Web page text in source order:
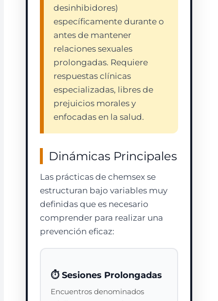
desinhibidores)
específicamente durante o
antes de mantener
relaciones sexuales
prolongadas. Requiere
respuestas clínicas
especializadas, libres de
prejuicios morales y
enfocadas en la salud.
Dinámicas Principales
Las prácticas de chemsex se
estructuran bajo variables muy
definidas que es necesario
comprender para realizar una
prevención eficaz:
⏱️ Sesiones Prolongadas
Encuentros denominados